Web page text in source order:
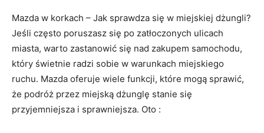
Mazda w korkach –⁢ Jak sprawdza się w miejskiej⁣ dżungli?
Jeśli często poruszasz się po zatłoczonych ulicach
miasta, warto zastanowić ‍się nad zakupem samochodu,
który świetnie radzi sobie w‍ warunkach ⁤miejskiego
⁣ruchu. Mazda ‍oferuje wiele funkcji, które mogą sprawić,
że podróż⁣ przez miejską ⁢dżunglę stanie się
przyjemniejsza i ‌sprawniejsza. Oto ‍: